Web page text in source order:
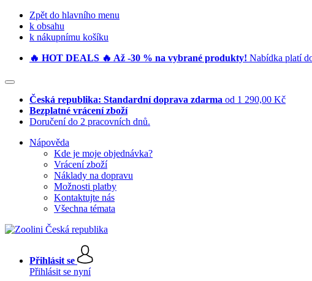
Zpět do hlavního menu
k obsahu
k nákupnímu košíku
🔥 HOT DEALS 🔥 Až -30 % na vybrané produkty! Nabídka platí
Česká republika: Standardní doprava zdarma od 1 290,00 Kč
Bezplatné vrácení zboží
Doručení do 2 pracovních dnů.
Nápověda
Kde je moje objednávka?
Vrácení zboží
Náklady na dopravu
Možnosti platby
Kontaktujte nás
Všechna témata
Přihlásit se
Přihlásit se nyní